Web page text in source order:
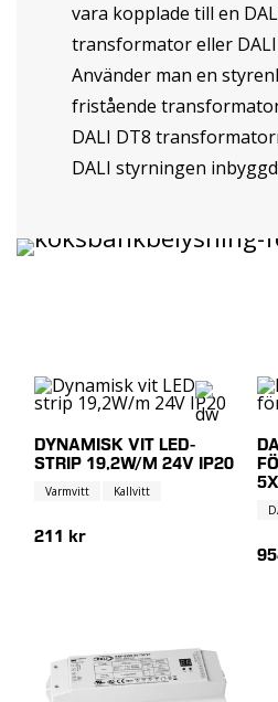
vara kopplade till en
transformator eller
Använder man en
fristående
DALI DT8
DALI styrningen
DYNAMISK VIT LED-
STRIP 19,2W/M 24V IP20
Varmvitt Kallvitt
211 kr